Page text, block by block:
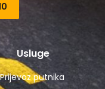
Usluge
Prijevoz putnika